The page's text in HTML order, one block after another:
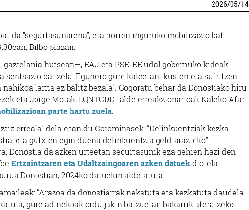
2026/05/14
da “segurtasunarena”, eta horren inguruko mobilizazio bat
Bilbo plazan.
hutsean—, EAJ eta PSE-EE udal gobernuko kideak
sentsazio bat zela. Egunero gure kaleetan ikusten eta sufritzen
larria ez balitz bezala”. Gogoratu behar da Donostiako hiru
eta Jorge Motak, LQNTCDD talde erreakzionarioak Kaleko Afari
parte hartu zuela.
erreala” dela esan du Corominasek: “Delinkuentziak kezka
eta gutxien egin duena delinkuentzia geldiarazteko”.
Donostia da azken urteetan segurtasunik eza gehien hazi den
Ertzaintzaren eta Udaltzaingoaren azken datuekdiotela
Donostian, 2024ko datuekin alderatuta.
“Arazoa da donostiarrak nekatuta eta kezkatuta daudela.
gure adinekoak ordu jakin batzuetan bakarrik ateratzeko